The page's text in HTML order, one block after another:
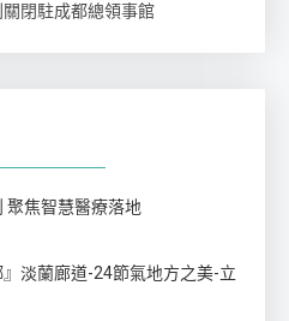
閉駐成都總領事館
聚焦智慧醫療落地
』淡蘭廊道-24節氣地方之美-立